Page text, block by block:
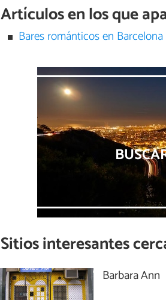
Artículos en los que
Bares románticos en Barcelona
Sitios interesantes
Barbara Ann